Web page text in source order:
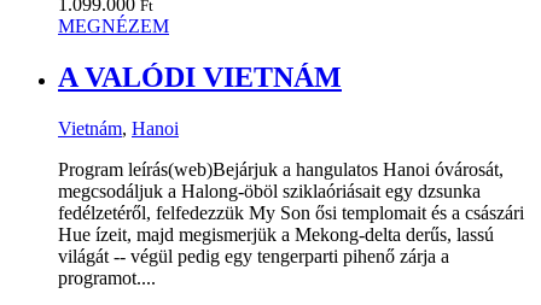
1.099.000 Ft
MEGNÉZEM
A VALÓDI VIETNÁM
Vietnám, Hanoi
Program leírás(web)Bejárjuk a hangulatos Hanoi óvárosát,
megcsodáljuk a Halong-öböl sziklaóriásait egy dzsunka
fedélzetéről, felfedezzük My Son ősi templomait és a császári
Hue ízeit, majd megismerjük a Mekong-delta derűs, lassú
világát -- végül pedig egy tengerparti pihenő zárja a
programot....